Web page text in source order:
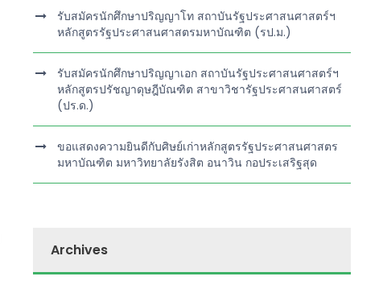
รับสมัครนักศึกษาปริญญาโท สถาบันรัฐประศาสนศาสตร์ฯ
หลักสูตรรัฐประศาสนศาสตรมหาบัณฑิต (รป.ม.)
รับสมัครนักศึกษาปริญญาเอก สถาบันรัฐประศาสนศาสตร์ฯ
หลักสูตรปรัชญาดุษฎีบัณฑิต สาขาวิชารัฐประศาสนศาสตร์
(ปร.ด.)
ขอแสดงความยินดีกับศิษย์เก่าหลักสูตรรัฐประศาสนศาสตร
มหาบัณฑิต มหาวิทยาลัยรังสิต อนาวิน กอประเสริฐสุด
Archives